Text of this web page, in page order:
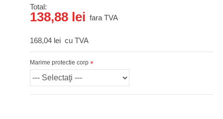
Total:
138,88 lei fara TVA
168,04 lei cu TVA
Marime protectie corp